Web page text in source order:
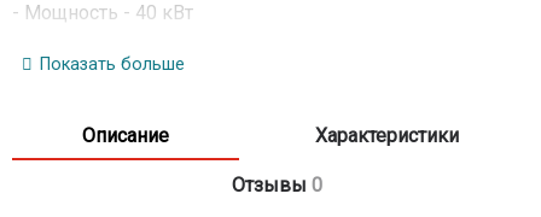
- Мощность - 40 кВт
- Теплообменник - стальной
- КПД - 90%
- Рабочее давление контура отопления - 0,2 МПа
- Диаметр патрубка системы газоснабжения - G 3/4
Показать больше
Описание Характеристики
Отзывы 0